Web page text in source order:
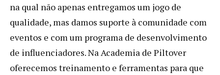
na qual não apenas entregamos um jogo de
qualidade, mas damos suporte à comunidade com
eventos e com um programa de desenvolvimento
de influenciadores. Na Academia de Piltover
oferecemos treinamento e ferramentas para que